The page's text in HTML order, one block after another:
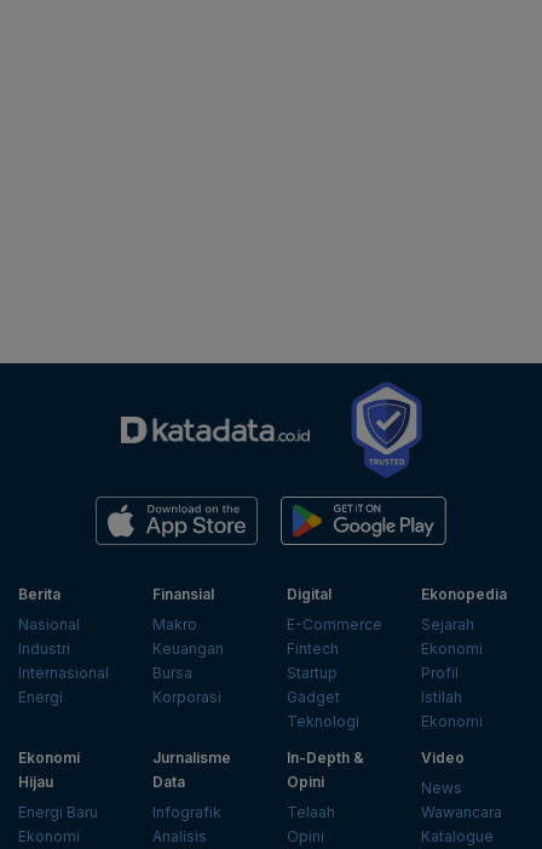
Berita
Nasional
Industri
Internasional
Energi
Finansial
Makro
Keuangan
Bursa
Korporasi
Digital
E-Commerce
Fintech
Startup
Gadget
Teknologi
Ekonopedia
Sejarah
Ekonomi
Profil
Istilah
Ekonomi
Ekonomi
Hijau
Energi Baru
Ekonomi
Jurnalisme
Data
Infografik
Analisis
In-Depth &
Opini
Telaah
Opini
Video
News
Wawancara
Katalogue